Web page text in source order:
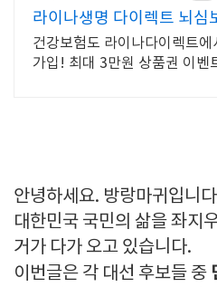
라이나생명 다이렉트 뇌심
대 3만원 상품권 증정
건강보험도 라이나다이렉트에
가입! 최대 3만원 상품권 이벤
안녕하세요. 방랑마귀입니
대한민국 국민의 삶을 좌지
거가 다가 오고 있습니다.
이번글은 각 대선 후보들 중